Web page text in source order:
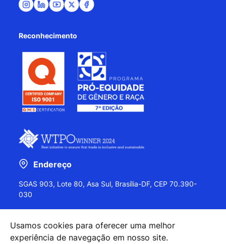
Reconhecimento
Endereço
SGAS 903, Lote 80, Asa Sul, Brasília-DF, CEP 70.390-
030
+55 (61) 2027-0202
Usamos cookies para oferecer uma melhor
experiência de navegação em nosso site.